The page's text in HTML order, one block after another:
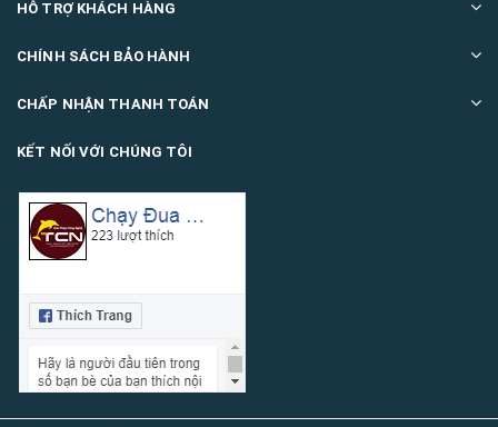
HỖ TRỢ KHÁCH HÀNG
CHÍNH SÁCH BẢO HÀNH
CHẤP NHẬN THANH TOÁN
KẾT NỐI VỚI CHÚNG TÔI